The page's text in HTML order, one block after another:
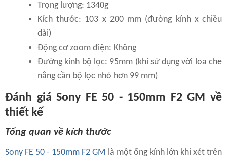
Trọng lượng: 1340g
Kích thước: 103 x 200 mm (đường kính x chiều
dài)
Động cơ zoom điện: Không
Đường kính bộ lọc: 95mm (khi sử dụng với loa che
nắng cần bộ lọc nhỏ hơn 99 mm)
Đánh giá Sony FE 50 - 150mm F2 GM về
thiết kế
Tổng quan về kích thước
Sony FE 50 - 150mm F2 GM là một ống kính lớn khi xét trên